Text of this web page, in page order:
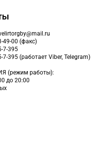
49-00 (факс)
7-395
7-395 (работает Viber, Telegram)
(режим работы):
до 20:00